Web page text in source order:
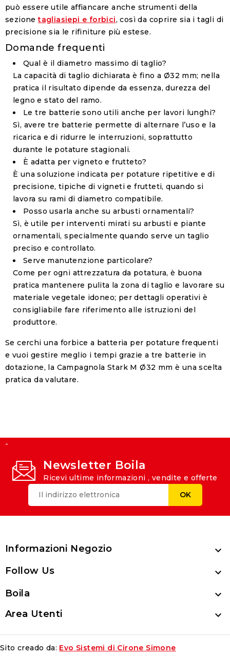
può essere utile affiancare anche strumenti della
sezionetagliasiepi e forbici, così da coprire sia i tagli di
precisione sia le rifiniture più estese.
Domande frequenti
Qual è il diametro massimo di taglio?
La capacità di taglio dichiarata è fino a Ø32 mm; nella
pratica il risultato dipende da essenza, durezza del
legno e stato del ramo.
Le tre batterie sono utili anche per lavori lunghi?
Sì, avere tre batterie permette di alternare l’uso e la
ricarica e di ridurre le interruzioni, soprattutto
durante le potature stagionali.
È adatta per vigneto e frutteto?
È una soluzione indicata per potature ripetitive e di
precisione, tipiche di vigneti e frutteti, quando si
lavora su rami di diametro compatibile.
Posso usarla anche su arbusti ornamentali?
Sì, è utile per interventi mirati su arbusti e piante
ornamentali, specialmente quando serve un taglio
preciso e controllato.
Serve manutenzione particolare?
Come per ogni attrezzatura da potatura, è buona
pratica mantenere pulita la zona di taglio e lavorare su
materiale vegetale idoneo; per dettagli operativi è
consigliabile fare riferimento alle istruzioni del
produttore.
Se cerchi una forbice a batteria per potature frequenti
e vuoi gestire meglio i tempi grazie a tre batterie in
dotazione, la Campagnola Stark M Ø32 mm è una scelta
pratica da valutare.
-
Newsletter Boila
Ricevi ultime informazioni , vendite e offerte
Informazioni Negozio 
Follow Us 
Boila 
Area Utenti 
Sito creado da: Evo Sistemi di Cirone Simone